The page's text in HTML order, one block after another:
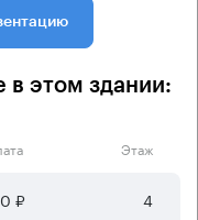
в этом здании:
Этаж
₽ 4